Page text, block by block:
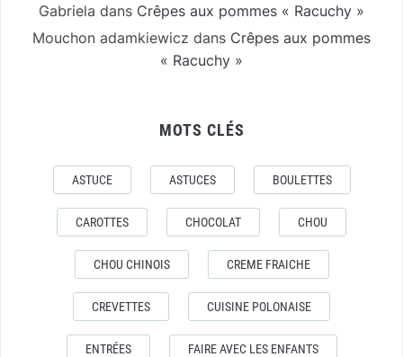
Gabriela dans Crêpes aux pommes « Racuchy »
Mouchon adamkiewicz dans Crêpes aux pommes
« Racuchy »
MOTS CLÉS
ASTUCE ASTUCES BOULETTES
CAROTTES CHOCOLAT CHOU
CHOU CHINOIS CREME FRAICHE
CREVETTES CUISINE POLONAISE
ENTRÉES FAIRE AVEC LES ENFANTS